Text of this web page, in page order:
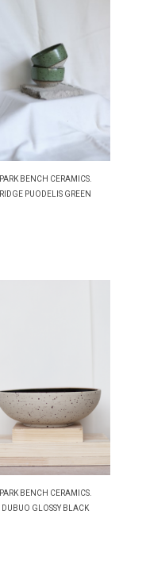
PARK BENCH CERAMICS.
RIDGE PUODELIS GREEN
PARK BENCH CERAMICS.
DUBUO GLOSSY BLACK